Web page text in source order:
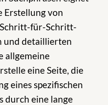
Erstellung von
für-Schritt-
und detaillierten
allgemeine
eine Seite, die
eines spezifischen
durch eine lange